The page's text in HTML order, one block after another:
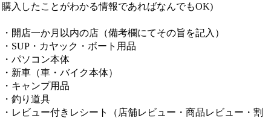
購入したことがわかる情報であればなんでもOK)
・開店一か月以内の店（備考欄にてその旨を記入）
・SUP・カヤック・ボート用品
・パソコン本体
・新車（車・バイク本体）
・キャンプ用品
・釣り道具
・レビュー付きレシート（店舗レビュー・商品レビュー・割